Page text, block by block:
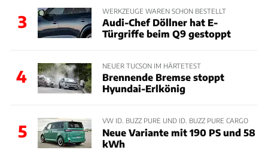
3
WERKZEUGE WAREN SCHON BESTELLT
Audi-Chef Döllner hat E-
Türgriffe beim Q9 gestoppt
4
NEUER TUCSON IM HÄRTETEST
Brennende Bremse stoppt
Hyundai-Erlkönig
5
VW ID. BUZZ PURE UND ID. BUZZ PURE CARGO
Neue Variante mit 190 PS und 58
kWh